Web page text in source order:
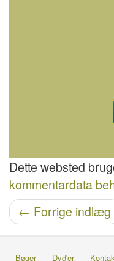
Dette websted
kommentardata
Navigation efter
← Forrige indlæg
Bøger Dvd'er